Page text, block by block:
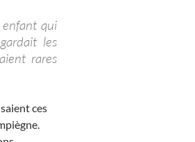
enfant qui
les
rares
ces